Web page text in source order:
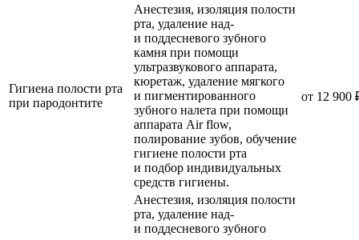
Гигиена полости рта
при пародонтите
Анестезия, изоляция полости
рта, удаление над-
и поддесневого зубного
камня при помощи
ультразвукового аппарата,
кюретаж, удаление мягкого
и пигментированного
зубного налета при помощи
аппарата Air flow,
полирование зубов, обучение
гигиене полости рта
и подбор индивидуальных
средств гигиены.
от 12 900
Анестезия, изоляция полости
рта, удаление над-
и поддесневого зубного